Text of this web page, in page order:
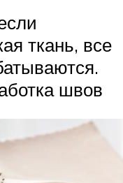
ткань, все
швов